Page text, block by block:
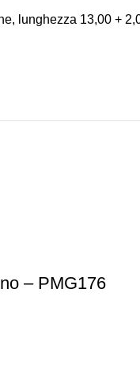
lunghezza 13,00 +
– PMG176